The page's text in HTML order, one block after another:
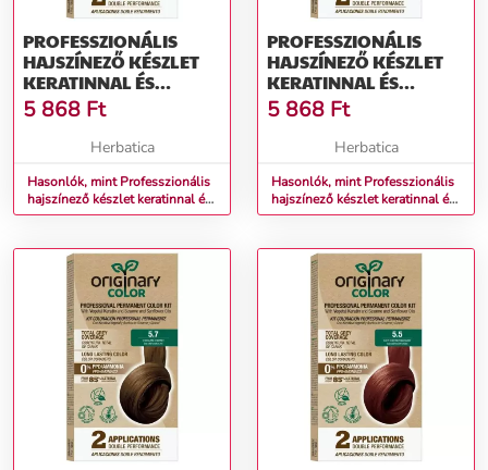
PROFESSZIONÁLIS
HAJSZÍNEZŐ KÉSZLET
KERATINNAL ÉS
NÖVÉNYI OLAJOKKAL -
KÜLÖNBÖZŐ
ÁRNYALATOK -
SZÍNN (FARBA): FEKETE
1/0
5 868 Ft
Herbatica
Hasonlók, mint Professzionális
hajszínező készlet keratinnal és
növényi olajokkal -
Originary Color Színn (Farba):
Fekete 1/0
PROFESSZIONÁLIS
HAJSZÍNEZŐ KÉSZLET
KERATINNAL ÉS
NÖVÉNYI OLAJOKKAL -
KÜLÖNBÖZŐ
ÁRNYALATOK -
SZÍNN (FARBA):
GESZTENYE 4
5 868 Ft
Herbatica
Hasonlók, mint Professzionális
hajszínező készlet keratinnal és
növényi olajokkal -
Originary Color Színn (Farba):
Gesztenye 4